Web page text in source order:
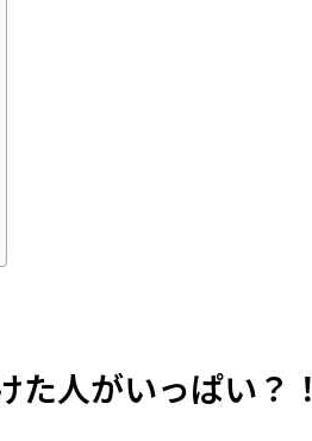
た人がいっぱい？！